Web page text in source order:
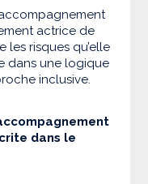
actrice de
risques qu’elle
dans une logique
inclusive.
dans le